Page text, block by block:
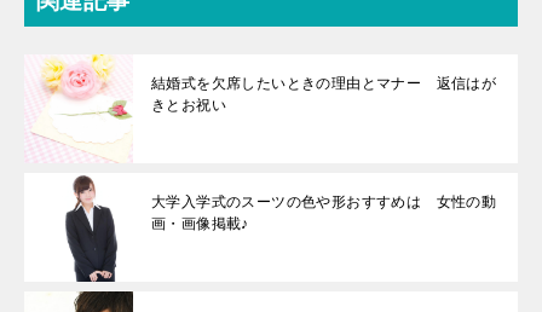
結婚式を欠席したいときの理由とマナー 返信はが
きとお祝い
大学入学式のスーツの色や形おすすめは 女性の動
画・画像掲載♪